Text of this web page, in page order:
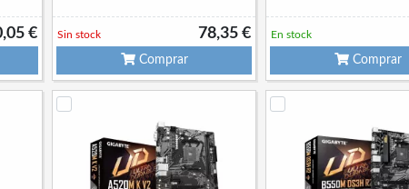
€ 78,35 €
Sin stock
Comprar
En stock
Comprar